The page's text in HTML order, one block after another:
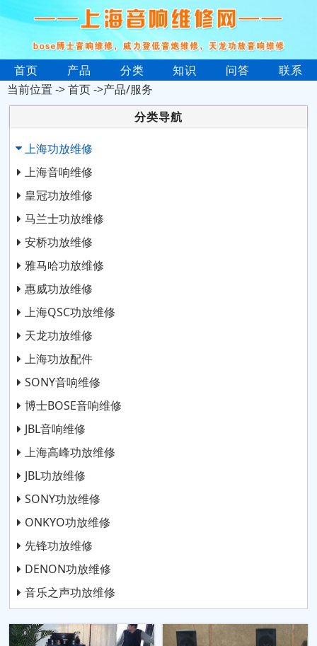
首页 产品 分类 知识 问答
联系
当前位置 ->首页->产品/服务
分类导航
上海功放维修
上海音响维修
皇冠功放维修
马兰士功放维修
安桥功放维修
雅马哈功放维修
惠威功放维修
上海QSC功放维修
天龙功放维修
上海功放配件
SONY音响维修
博士BOSE音响维修
JBL音响维修
上海高峰功放维修
JBL功放维修
SONY功放维修
ONKYO功放维修
先锋功放维修
DENON功放维修
音乐之声功放维修